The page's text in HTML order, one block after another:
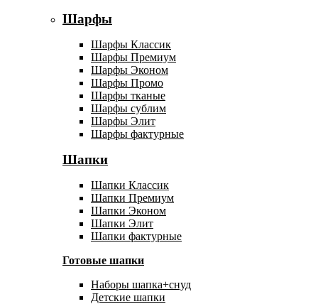
Шарфы
Шарфы Классик
Шарфы Премиум
Шарфы Эконом
Шарфы Промо
Шарфы тканые
Шарфы сублим
Шарфы Элит
Шарфы фактурные
Шапки
Шапки Классик
Шапки Премиум
Шапки Эконом
Шапки Элит
Шапки фактурные
Готовые шапки
Наборы шапка+снуд
Детские шапки